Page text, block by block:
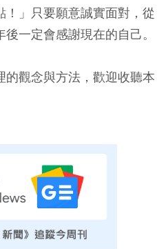
」只要願意誠實面對，從
一定會感謝現在的自己。
觀念與方法，歡迎收聽本